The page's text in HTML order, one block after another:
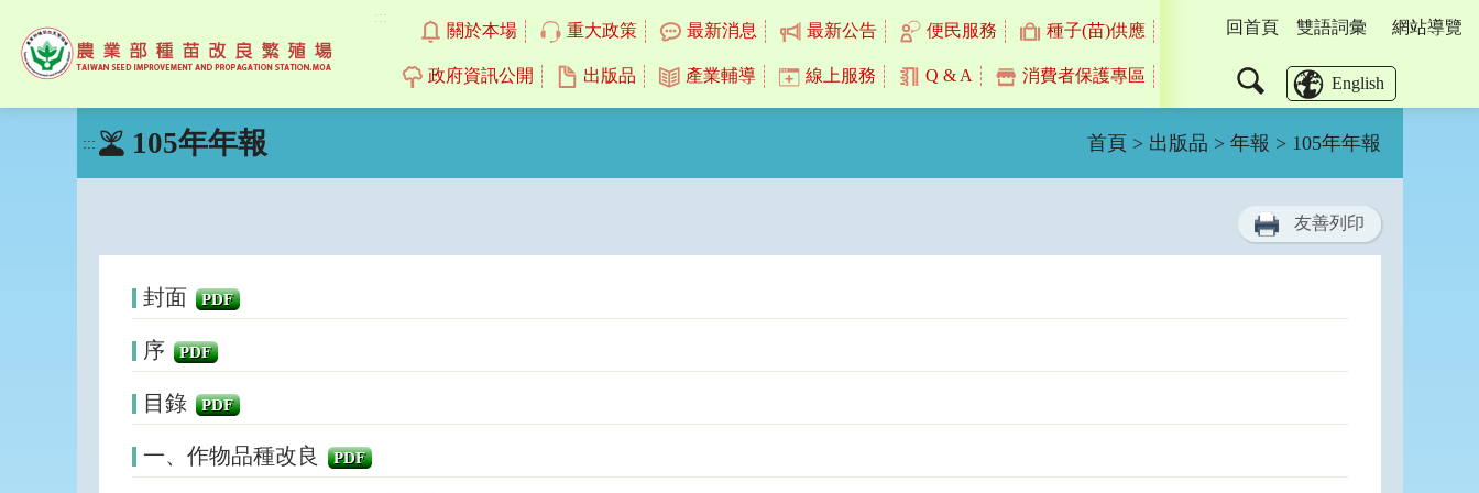
:::
關於本場 重大政策 最新消息 最新公告 便民服務 種子(苗)供應
政府資訊公開 出版品 產業輔導 線上服務 Q & A 消費者保護專區
回首頁 雙語詞彙 網站導覽
尋
English
::: 105年年報 首頁 > 出版品 > 年報 > 105年年報
友善列印
封面 PDF
序 PDF
目錄 PDF
一、作物品種改良 PDF